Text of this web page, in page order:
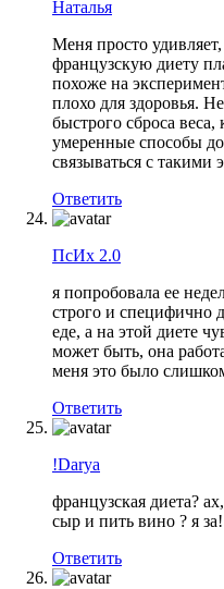
Наталья
Меня просто
французскую диету
похоже на
плохо для здоровья.
быстрого сброса веса,
умеренные способы
связываться с такими
Ответить
ПсИх 2.0
я попробовала ее
строго и специфично
еде, а на этой диете
может быть, она
меня это было
Ответить
!Darya
французская диета?
сыр и пить вино ? я за!
Ответить